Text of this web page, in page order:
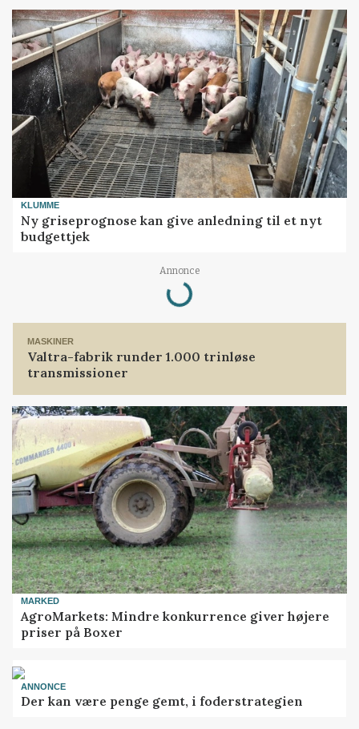
KLUMME
Ny griseprognose kan give anledning til et nyt
budgettjek
Annonce
Loading...
MASKINER
Valtra-fabrik runder 1.000 trinløse
transmissioner
MARKED
AgroMarkets: Mindre konkurrence giver højere
priser på Boxer
ANNONCE
Der kan være penge gemt, i foderstrategien